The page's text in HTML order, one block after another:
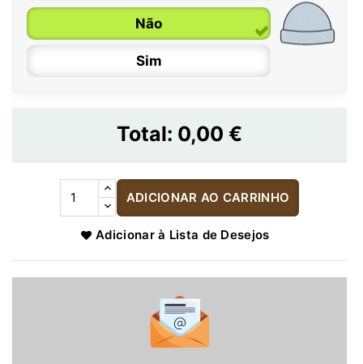
Não
Sim
Total: 0,00 €
ADICIONAR AO CARRINHO
Adicionar à Lista de Desejos